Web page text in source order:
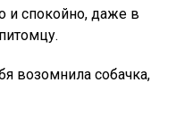
и спокойно, даже в
возомнила собачка,